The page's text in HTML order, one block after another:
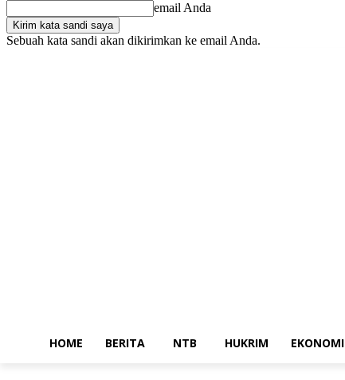
email Anda
Sebuah kata sandi akan dikirimkan ke email Anda.
HOME BERITA NTB HUKRIM EKONOMI